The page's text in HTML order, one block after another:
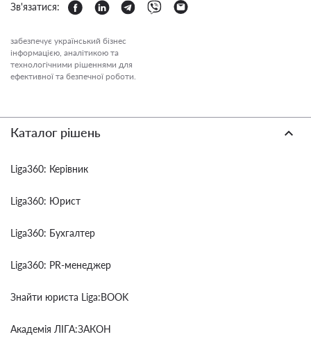
Зв'язатися:
забезпечує український бізнес
інформацією, аналітикою та
технологічними рішеннями для
ефективної та безпечної роботи.
Каталог рішень
Liga360: Керівник
Liga360: Юрист
Liga360: Бухгалтер
Liga360: PR-менеджер
Знайти юриста Liga:BOOK
Академія ЛІГА:ЗАКОН